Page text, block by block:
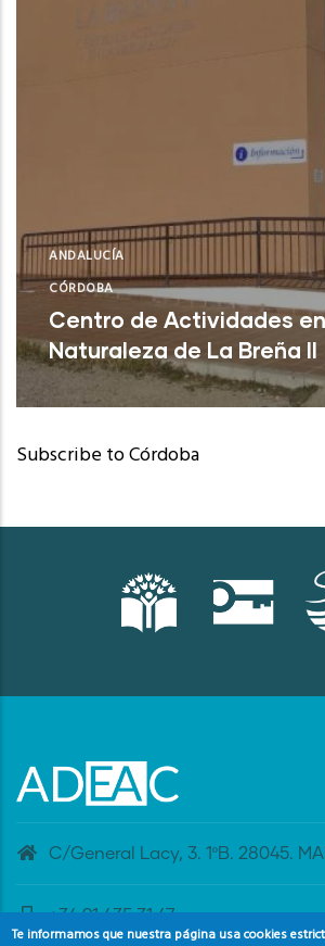
ANDALUCÍA
CÓRDOBA
Centro de Actividades
Naturaleza de La Breña II
Subscribe to Córdoba
C/General Lacy, 3. 1ºB. 28045.
+34 91 435 31 47
Te informamos que nuestra página usa cookies